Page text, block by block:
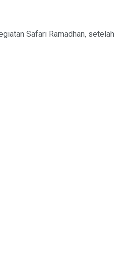
Safari Ramadhan, setelah